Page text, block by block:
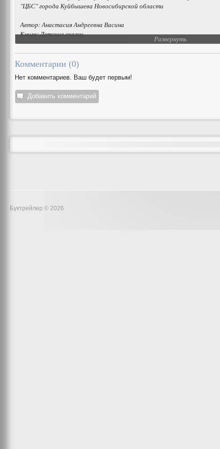
"ЦБС" города Куйбышева Новосибирской области
Автор: Анастасия Андреевна Васина
Книга: Детские сказки
Развернуть
Комментарии (0)
Нет комментариев. Ваш будет первым!
Добавить комментарий
Буктрейлер © 2026